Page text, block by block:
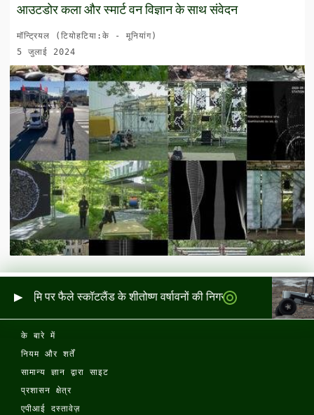
आउटडोर कला और स्मार्ट वन विज्ञान के साथ संवेदन
मॉन्ट्रियल (टियोहटिया:के - मूनियांग)
5 जुलाई 2024
और भूमि पर फैले स्कॉटलैंड के शीतोष्ण वर्षावनों की निगरानी
के बारे में
नियम और शर्तें
सामान्य ज्ञान द्वारा साइट
प्रशासन क्षेत्र
एपीआई दस्तावेज़